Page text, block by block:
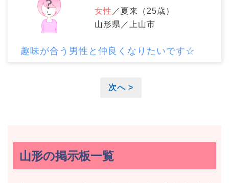
女性 ／夏来（25歳）
山形県／上山市
趣味が合う男性と仲良くなりたいです☆
次へ >
山形の掲示板一覧